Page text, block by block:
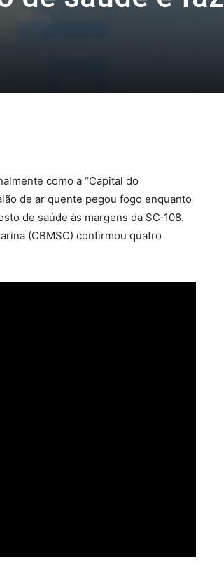
como a “Capital do
de ar quente pegou fogo enquanto
de saúde às margens da SC‑108.
(CBMSC) confirmou quatro